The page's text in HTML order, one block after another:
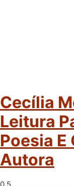
Cecília
Leitura
Poesia E
Autora